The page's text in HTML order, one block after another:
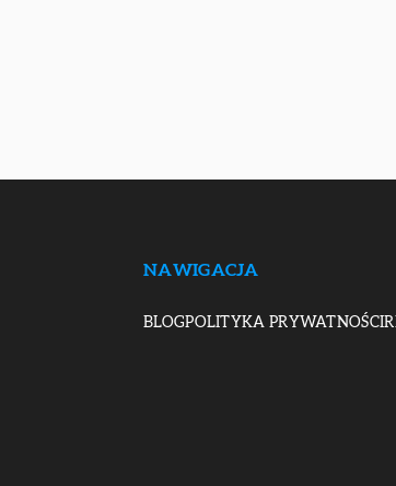
NAWIGACJA
BLOGPOLITYKA PRYWATNOŚCI